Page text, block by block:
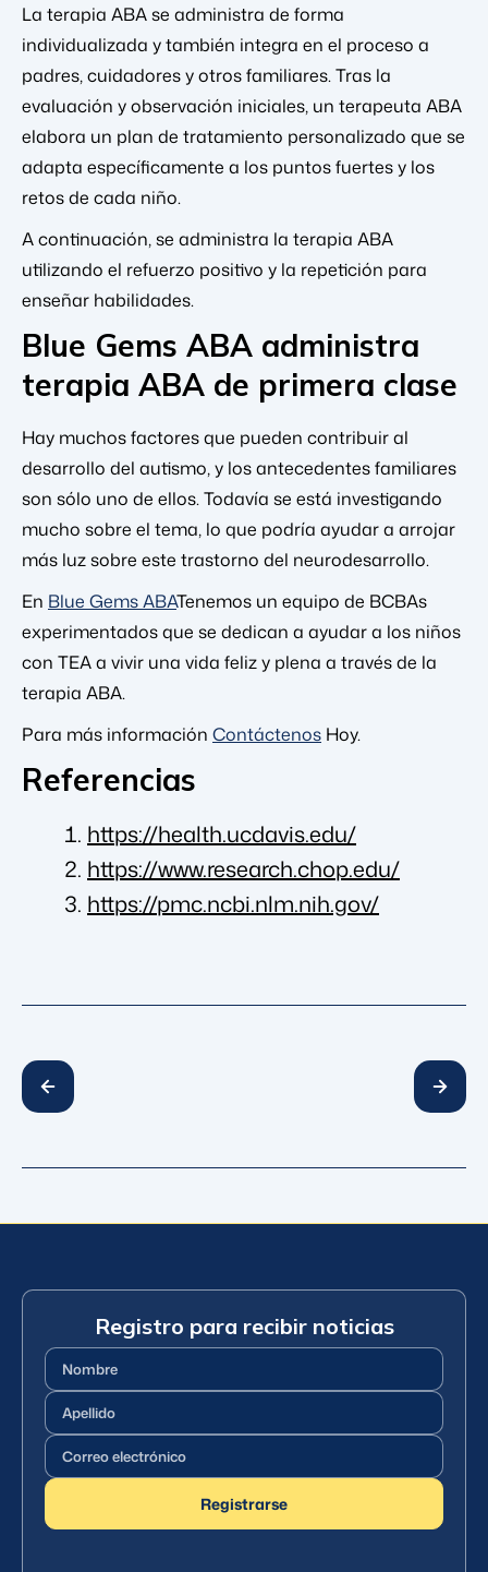
La terapia ABA se administra de forma
individualizada y también integra en el proceso a
padres, cuidadores y otros familiares. Tras la
evaluación y observación iniciales, un terapeuta ABA
elabora un plan de tratamiento personalizado que se
adapta específicamente a los puntos fuertes y los
retos de cada niño.
A continuación, se administra la terapia ABA
utilizando el refuerzo positivo y la repetición para
enseñar habilidades.
Blue Gems ABA administra
terapia ABA de primera clase
Hay muchos factores que pueden contribuir al
desarrollo del autismo, y los antecedentes familiares
son sólo uno de ellos. Todavía se está investigando
mucho sobre el tema, lo que podría ayudar a arrojar
más luz sobre este trastorno del neurodesarrollo.
En Blue Gems ABATenemos un equipo de BCBAs
experimentados que se dedican a ayudar a los niños
con TEA a vivir una vida feliz y plena a través de la
terapia ABA.
Para más información Contáctenos Hoy.
Referencias
https://health.ucdavis.edu/
https://www.research.chop.edu/
https://pmc.ncbi.nlm.nih.gov/
Registro para recibir noticias
Nombre
Apellido
Correo
electrónico(Requerido)
Registrarse